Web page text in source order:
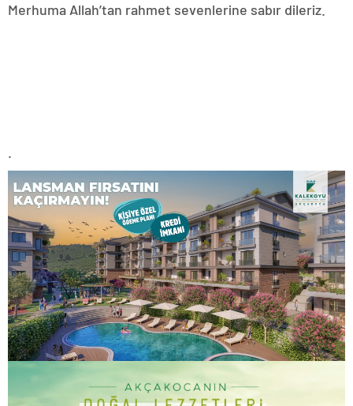
Merhuma Allah’tan rahmet sevenlerine sabır dileriz.
.